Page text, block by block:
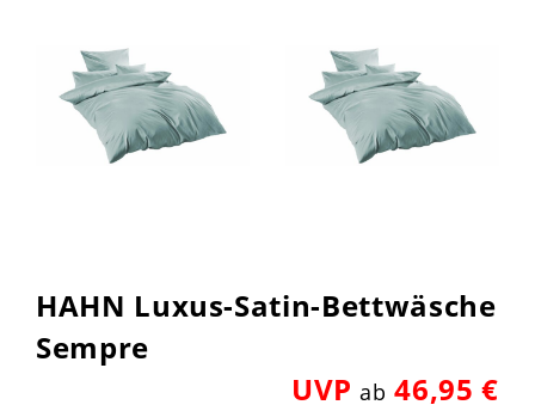
HAHN Luxus-Satin-Bettwäsche
Sempre
UVPab 46,95 €